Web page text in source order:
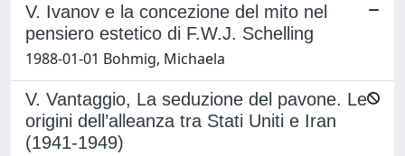
V. Ivanov e la concezione del mito nel
pensiero estetico di F.W.J. Schelling
1988-01-01 Bohmig, Michaela
V. Vantaggio, La seduzione del pavone. Le
origini dell’alleanza tra Stati Uniti e Iran
(1941-1949)